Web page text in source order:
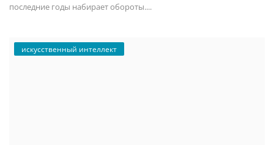
последние годы набирает обороты....
искусственный интеллект